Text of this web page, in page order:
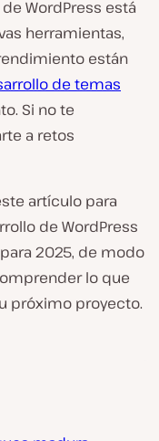
WordPress está
herramientas,
están
de temas
Si no te
a retos
artículo para
de WordPress
2025, de modo
lo que
próximo proyecto.